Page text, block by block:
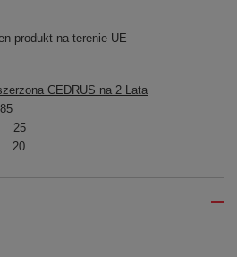
produkt na terenie UE
CEDRUS na 2 Lata
85
25
20